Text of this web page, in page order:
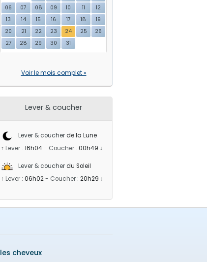
06
07 08 09 10 11
12
13
14 15 16 17 18
19
20
21 22 23 24 25
26
27
28 29 30 31
Voir le mois complet »
Lever & coucher
Lever & coucherde la Lune
↑ Lever : 16h04- Coucher : 00h49 ↓
Lever & coucherdu Soleil
↑ Lever : 06h02- Coucher : 20h29 ↓
les cheveux